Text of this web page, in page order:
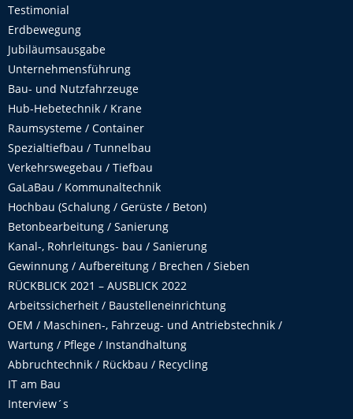
Testimonial
Erdbewegung
Jubiläumsausgabe
Unternehmensführung
Bau- und Nutzfahrzeuge
Hub-Hebetechnik / Krane
Raumsysteme / Container
Spezialtiefbau / Tunnelbau
Verkehrswegebau / Tiefbau
GaLaBau / Kommunaltechnik
Hochbau (Schalung / Gerüste / Beton)
Betonbearbeitung / Sanierung
Kanal-, Rohrleitungs- bau / Sanierung
Gewinnung / Aufbereitung / Brechen / Sieben
RÜCKBLICK 2021 – AUSBLICK 2022
Arbeitssicherheit / Baustelleneinrichtung
OEM / Maschinen-, Fahrzeug- und Antriebstechnik /
Wartung / Pflege / Instandhaltung
Abbruchtechnik / Rückbau / Recycling
IT am Bau
Interview´s